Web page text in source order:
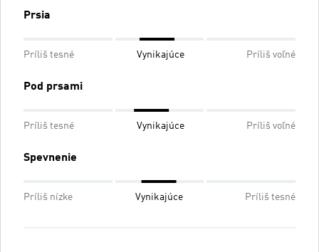
Prsia
Príliš tesné Vynikajúce Príliš voľné
Pod prsami
Príliš tesné Vynikajúce Príliš voľné
Spevnenie
Príliš nízke Vynikajúce Príliš tesné